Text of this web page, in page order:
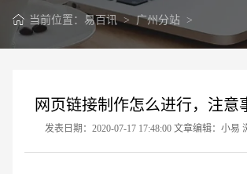
当前位置： 易百讯>广州分站>
网页链接制作怎么进行，注意
发表日期：2020-07-17 17:48:00 文章编辑：小易